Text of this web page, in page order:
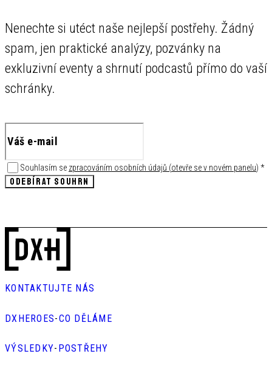
Nenechte si utéct naše nejlepší postřehy. Žádný
spam, jen praktické analýzy, pozvánky na
exkluzivní eventy a shrnutí podcastů přímo do vaší
schránky.
Souhlasím se zpracováním osobních údajů (otevře se v novém panelu) *
ODEBÍRAT SOUHRN
KONTAKTUJTE NÁS
DXHEROES-CO DĚLÁME
VÝSLEDKY- POSTŘEHY